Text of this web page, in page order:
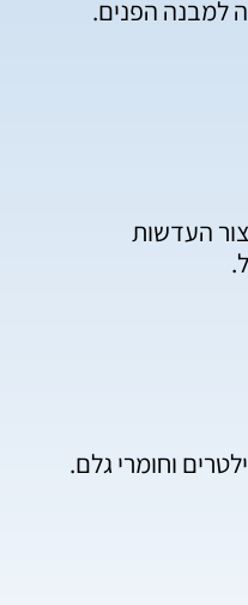
למבנה הפנים.
העדשות
וחומרי גלם.